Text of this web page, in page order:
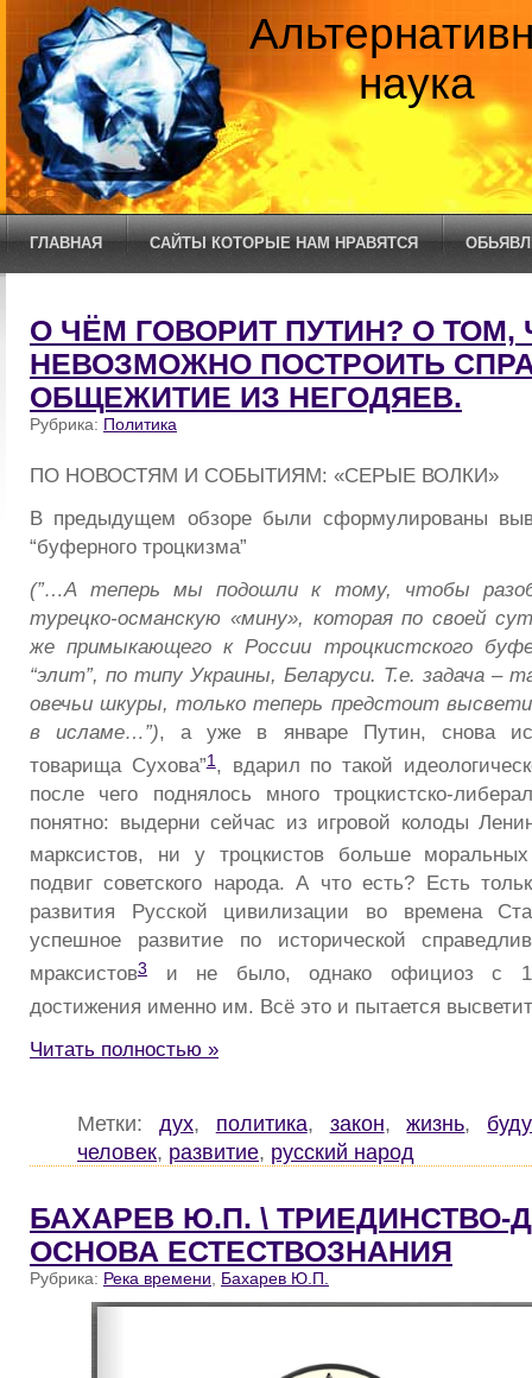
наука
ГЛАВНАЯ САЙТЫ КОТОРЫЕ НАМ НРАВЯТСЯ
О ЧЁМ ГОВОРИТ ПУТИН? О ТОМ,
НЕВОЗМОЖНО ПОСТРОИТЬ
ОБЩЕЖИТИЕ ИЗ НЕГОДЯЕВ.
Рубрика: Политика
ПО НОВОСТЯМ И СОБЫТИЯМ: «СЕРЫЕ ВОЛКИ»
В предыдущем обзоре были сформулированы
“буферного троцкизма”
(”…А теперь мы подошли к тому, чтобы
турецко-османскую «мину», которая по своей
же примыкающего к России троцкистского
“элит”, по типу Украины, Беларуси. Т.е. задача –
овечьи шкуры, только теперь предстоит
в исламе…”),а уже в январе Путин, снова
товарища Сухова”1, вдарил по такой
после чего поднялось много троцкистско-
понятно: выдерни сейчас из игровой колоды
марксистов, ни у троцкистов больше
подвиг советского народа. А что есть? Есть
развития Русской цивилизации во времена
успешное развитие по исторической
мраксистов3
и не было, однако официоз с
достижения именно им. Всё это и пытается
Читать полностью »
Метки: дух, политика, закон,жизнь,
человек, развитие, русский народ
БАХАРЕВ Ю.П. \ ТРИЕДИНСТВО-
ОСНОВА ЕСТЕСТВОЗНАНИЯ
Рубрика: Река времени Бахарев Ю.П.